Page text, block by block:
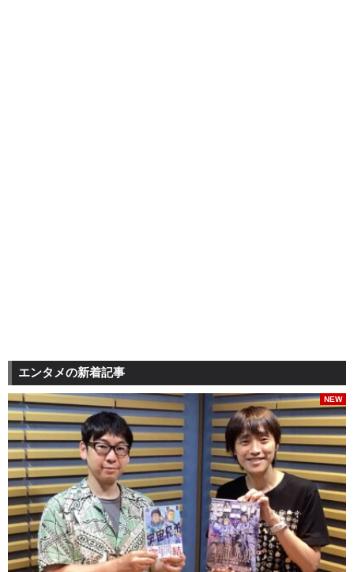
エンタメの新着記事
NEW